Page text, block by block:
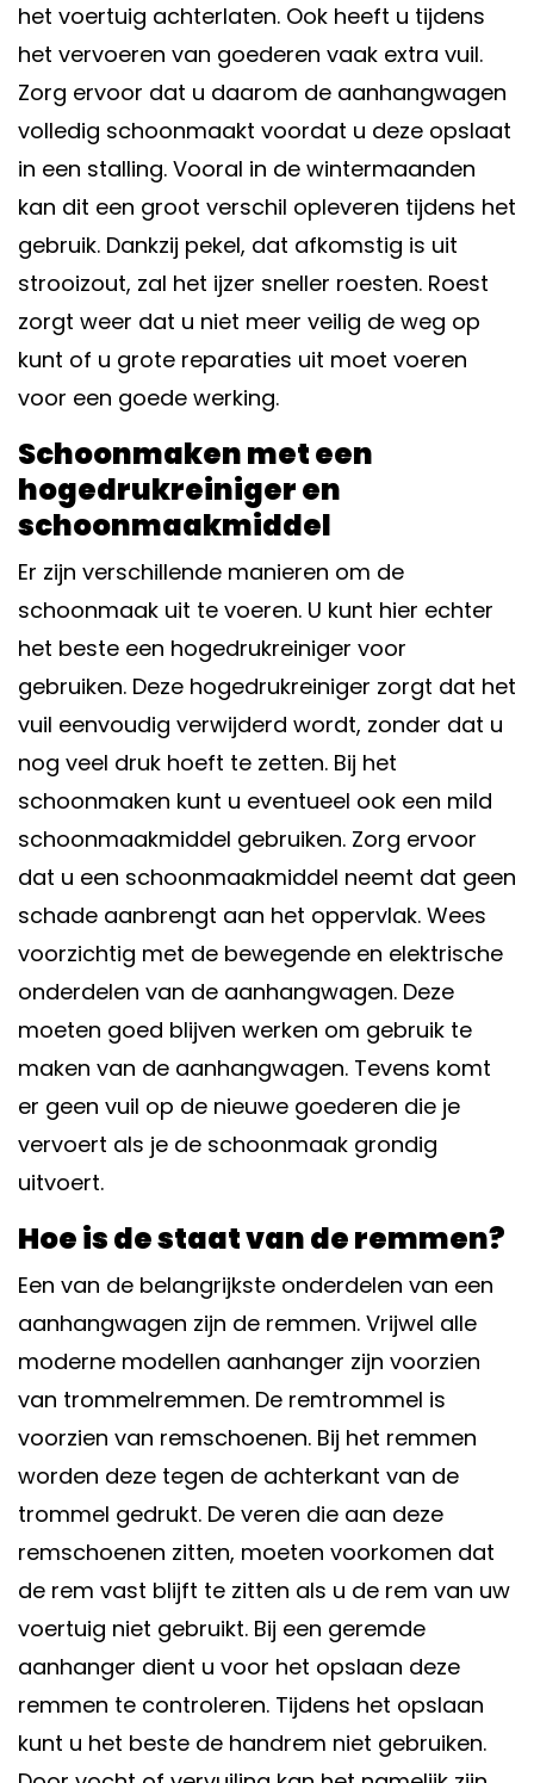
het voertuig achterlaten. Ook heeft u tijdens
het vervoeren van goederen vaak extra vuil.
Zorg ervoor dat u daarom de aanhangwagen
volledig schoonmaakt voordat u deze opslaat
in een stalling. Vooral in de wintermaanden
kan dit een groot verschil opleveren tijdens het
gebruik. Dankzij pekel, dat afkomstig is uit
strooizout, zal het ijzer sneller roesten. Roest
zorgt weer dat u niet meer veilig de weg op
kunt of u grote reparaties uit moet voeren
voor een goede werking.
Schoonmaken met een
hogedrukreiniger en
schoonmaakmiddel
Er zijn verschillende manieren om de
schoonmaak uit te voeren. U kunt hier echter
het beste een hogedrukreiniger voor
gebruiken. Deze hogedrukreiniger zorgt dat het
vuil eenvoudig verwijderd wordt, zonder dat u
nog veel druk hoeft te zetten. Bij het
schoonmaken kunt u eventueel ook een mild
schoonmaakmiddel gebruiken. Zorg ervoor
dat u een schoonmaakmiddel neemt dat geen
schade aanbrengt aan het oppervlak. Wees
voorzichtig met de bewegende en elektrische
onderdelen van de aanhangwagen. Deze
moeten goed blijven werken om gebruik te
maken van de aanhangwagen. Tevens komt
er geen vuil op de nieuwe goederen die je
vervoert als je de schoonmaak grondig
uitvoert.
Hoe is de staat van de remmen?
Een van de belangrijkste onderdelen van een
aanhangwagen zijn de remmen. Vrijwel alle
moderne modellen aanhanger zijn voorzien
van trommelremmen. De remtrommel is
voorzien van remschoenen. Bij het remmen
worden deze tegen de achterkant van de
trommel gedrukt. De veren die aan deze
remschoenen zitten, moeten voorkomen dat
de rem vast blijft te zitten als u de rem van uw
voertuig niet gebruikt. Bij een geremde
aanhanger dient u voor het opslaan deze
remmen te controleren. Tijdens het opslaan
kunt u het beste de handrem niet gebruiken.